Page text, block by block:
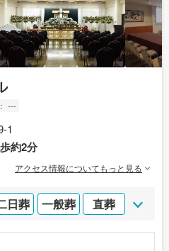
---
1
約2分
アクセス情報についてもっと見る
日葬 一般葬 直葬